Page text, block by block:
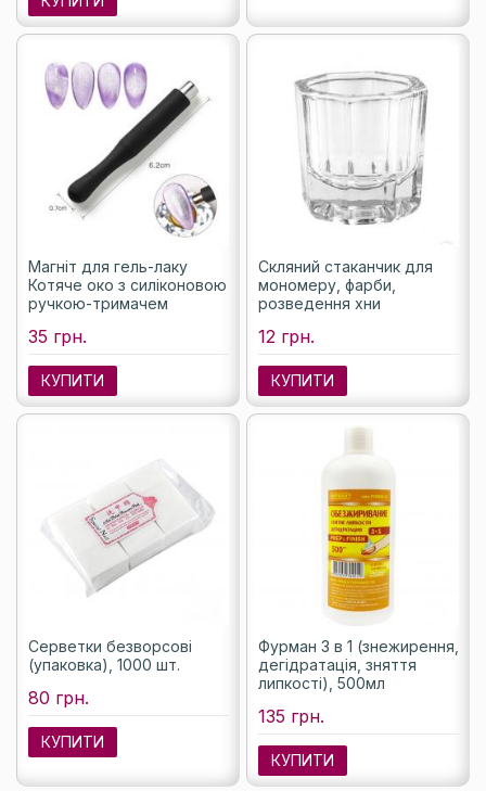
Магніт для гель-лаку
Котяче око з силіконовою
ручкою-тримачем
35 грн.
КУПИТИ
Скляний стаканчик для
мономеру, фарби,
розведення хни
12 грн.
КУПИТИ
Серветки безворсові
(упаковка), 1000 шт.
80 грн.
КУПИТИ
Фурман 3 в 1 (знежирення,
дегідратація, зняття
липкості), 500мл
135 грн.
КУПИТИ